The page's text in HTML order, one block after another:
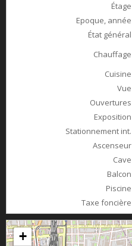
Étage
Epoque, année
État général
Chauffage
Cuisine
Vue
Ouvertures
Exposition
Stationnement int.
Ascenseur
Cave
Balcon
Piscine
Taxe foncière
+